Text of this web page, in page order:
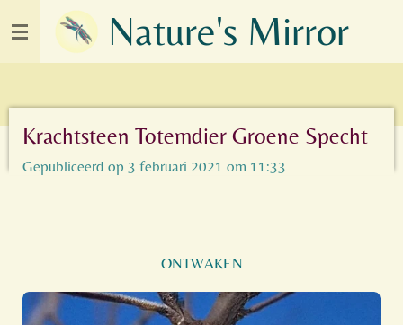
Ga
hoofdinhoud
Nature's Mirror
Krachtsteen Totemdier Groene Specht
Gepubliceerd op 3 februari 2021 om 11:33
ONTWAKEN